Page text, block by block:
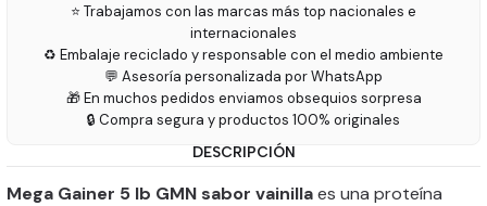
⭐ Trabajamos con las marcas más top nacionales e
internacionales
♻️ Embalaje reciclado y responsable con el medio ambiente
💬 Asesoría personalizada por WhatsApp
🎁 En muchos pedidos enviamos obsequios sorpresa
🔒 Compra segura y productos 100% originales
DESCRIPCIÓN
Mega Gainer 5 lb GMN sabor vainillaes una proteína